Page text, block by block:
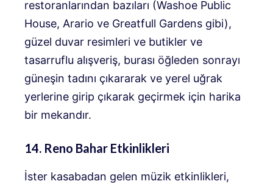
restoranlarından bazıları (Washoe Public
House, Arario ve Greatfull Gardens gibi),
güzel duvar resimleri ve butikler ve
tasarruflu alışveriş, burası öğleden sonrayı
güneşin tadını çıkararak ve yerel uğrak
yerlerine girip çıkarak geçirmek için harika
bir mekandır.
14. Reno Bahar Etkinlikleri
İster kasabadan gelen müzik etkinlikleri,